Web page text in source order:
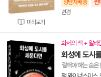
미리보기
양탄자배송 썬
변경
화제의 책 + 알라
화성에 도시
결해야 하는 숨은